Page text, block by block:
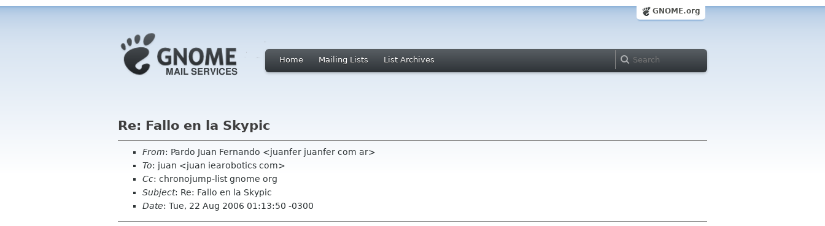
GNOME.org
Home Mailing Lists List Archives
Re: Fallo en la Skypic
From: Pardo Juan Fernando <juanfer juanfer com ar>
To: juan <juan iearobotics com>
Cc: chronojump-list gnome org
Subject: Re: Fallo en la Skypic
Date: Tue, 22 Aug 2006 01:13:50 -0300